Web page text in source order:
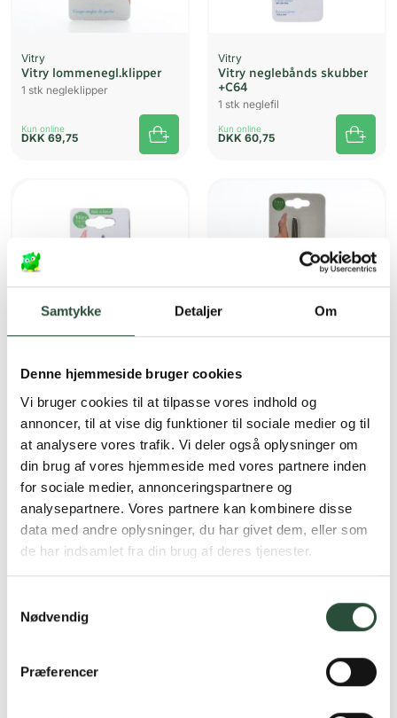
Samtykke Detaljer Om
Denne hjemmeside bruger cookies
Vi bruger cookies til at tilpasse vores indhold og
annoncer, til at vise dig funktioner til sociale medier og til
at analysere vores trafik. Vi deler også oplysninger om
din brug af vores hjemmeside med vores partnere inden
for sociale medier, annonceringspartnere og
analysepartnere. Vores partnere kan kombinere disse
data med andre oplysninger, du har givet dem, eller som
de har indsamlet fra din brug af deres tjenester.
Nødvendig
Præferencer
Vitry
Vitry lommenegl.klipper
1 stk negleklipper
Kun online
DKK 69,75
Vitry
Vitry neglebånds skubber
+C64
1 stk neglefil
Kun online
DKK 60,75
Vitry
Vitry fodplejesaks stærk
1 stk rustf. saks
Kun online
DKK198,75
Vitry
Vitry bandagesaks rustfri
stål
1 stk
Kun online
DKK 99,00